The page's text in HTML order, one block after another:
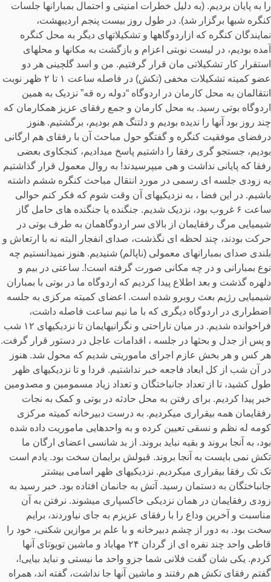
را به پایان بردیم. (به دلیل خطرات امنیتی و احتمال بمبارانها جلسات
کنگره شبها برگزار شد). در طول روز بیست پنجم اردیبهشت،
نمایندگان کنگره که ازاردوگاهها و تشکیلاتهای دیگر به محل کنگره
آمده بودیم، در لیست نوبتی اعزام و بازگشت به مکانها و محلهای
استقرار کار تشکیلاتی مان قرار گرفتیم. من و اسد گلچینی هر دو
عضو کمیته تشکیلات مخفی (تکش) در فاصله ساعت ۱ تا ۲ ظهر نوبت
انتقالمان به محل کارمان در اردوگاه “دوله ره قه” نزدیک به همین
اردوگاه بوتی رسید. به محل کارمان و جمع رفقای عزیز همکارمان که
چند روز بود آنها را ندیده بودیم و دلتنگ هم بودیم، برگشتیم. هنوز
درفضای موفقیت کنگره و گفتگو حول مباحث آن با رفقای هم ارگانی
بودیم، جستجو گری رفقا را داشتیم پاسخ میدادیم، کنجکاوی بعضی
رفقا که پایانی نداشت و هی میپرسیدند! به روال معمول قرار گذاشتیم
به زودی جلسه ای رسمی در مورد انتقال مباحث کنگره ششم داشته
باشیم. در این فضا ، به نزدیکیهای آن وقت شوم که فکر کنم حوالی
ساعت ۶ غروب بود، نزدیک شدیم. جنگنده یا جنگنده های حامل گاز
شیمیایی مرگ رفقایمان از بالای سر اردوگاهمان به طرف بوتی در
حرکت بودند، چند لحظه ای نگذشت، صدای انفجار البته نه با ارتعاش و
بلندی صدای بمبارانهای معمولی (ناپالم) شنیدیم. هنوز نمیدانستیم چه
نوع بمبارانی و در چه مکانی صورت گرفته است!. ساعتی در بیم و
دلهره گذشت و بعد اطلاع پیدا کردیم که اردوگاه ما در بوتی با بمباران
شیمیایی رژیم بعث روبرو شده است. اعضای کمیته مرکزی به جلسه
اضطراری در اردوگاه دیگری که با ما نیم ساعت فاصله داشت،
فراخوانده شدیم. در میان ناراحتی و نگرانیهایمان تا نزدیکیهای ۱۲ شب
و پس از جدل و بحثها در جلسه ، اقدامات عاجل در دستور قرار گرفت.
هر کس و هر بخش عازم اجرای ماموریتی شدیم که محول شد. هنوز
در آن شب از کل ابعاد فاجعه خبر نداشتیم. فردا و تا نزدیکیهای ظهر
طول کشید، تا از تعداد جانباختگان و تعداد زیاد مسمومین و مصدومین
خبر پیدا کردیم. برای رفتن به محل حادثه در بوتی و کمک به نجات
رفقایمان همه بیقراری میکردیم. به درست دبیرخانه کمیته مرکزی
کومه له نظم و نسقی تعیین کرده و به واحدهایی ماموریت داده شده
بود، به آنجا بروند و بقیه نباید بروند. از بد شانسی اعضای ارگان ما
تکش نمی بایست به آنجا بروند. قبولش برایمان سخت بود. یادم است
تک تک رفقا بیقراری میکردیم. نزدیکیهای ظهر اسامی بیشتر
جانباختگان به دستمان رسید. آتش به جانمان افتاده بود. خبر رسید به
زودی رفقایمان در همان نزدیکی خاکسپاری میشوند. نرفتن به آن
مناسبت و آخرین وداع را با رفقای عزیزم به جای نیاوردند، برایم
سخت بود. به دور از چشم دبیرخانه و با علم بر موازین شکنی، خود را
قاطی واحد چند نفره ای از گردان ۲۴ مهاباد و ماشین تویوتای آنها
کردم. یکی شان گفت فلانی شما جزو واحد ما نیستی و نباید بیایی!،
گفتم رفقای تکش هم رفتند و ماشین آنها جا نداشت، گفته اند، همراه